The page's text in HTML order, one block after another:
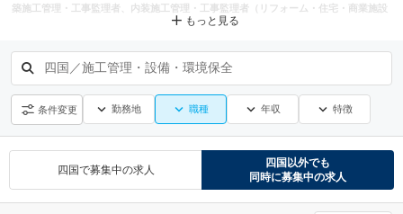
築施工管理・工事監理者、内装施工管理・工事監理者（リフォーム・住宅・商業施設
等）、土木施工管理・工事監理者などからもあなたにぴったりの求人を探せます。
もっと見る
四国／施工管理・設備・環境保全
条件変更 勤務地 職種 年収 特徴
四国で募集中の求人
四国 以外でも
同時に募集中の求人